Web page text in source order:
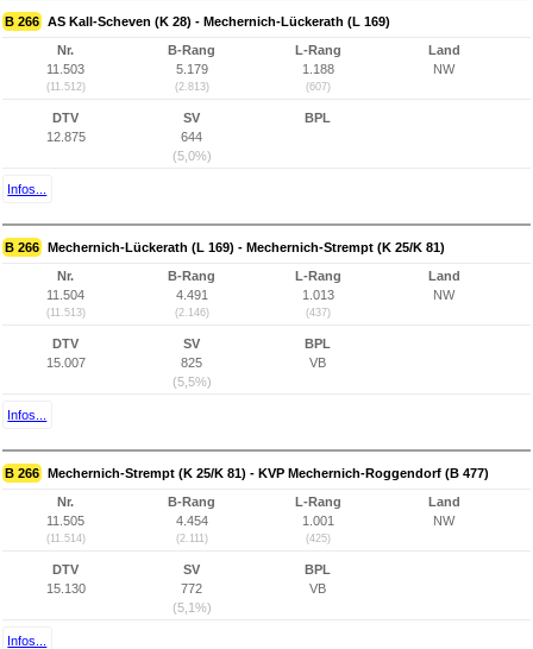
B 266 AS Kall-Scheven (K 28) - Mechernich-Lückerath (L 169)
Nr.
11.503
(11.512)
B-Rang
5.179
(2.813)
L-Rang
1.188
(607)
Land
NW
DTV
12.875
SV
644
(5,0%)
BPL
Infos...
B 266 Mechernich-Lückerath (L 169) - Mechernich-Strempt (K 25/K 81)
Nr.
11.504
(11.513)
B-Rang
4.491
(2.146)
L-Rang
1.013
(437)
Land
NW
DTV
15.007
SV
825
(5,5%)
BPL
VB
Infos...
B 266 Mechernich-Strempt (K 25/K 81) - KVP Mechernich-Roggendorf (B 477)
Nr.
11.505
(11.514)
B-Rang
4.454
(2.111)
L-Rang
1.001
(425)
Land
NW
DTV
15.130
SV
772
(5,1%)
BPL
VB
Infos...